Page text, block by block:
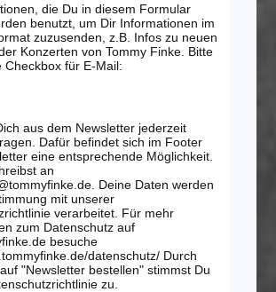
die Du in diesem Formular
benutzt, um Dir Informationen im
zuzusenden, z.B. Infos zu neuen
Konzerten von Tommy Finke. Bitte
Checkbox für E-Mail:
aus dem Newsletter jederzeit
Dafür befindet sich im Footer
eine entsprechende Möglichkeit.
an
Deine Daten werden
mit unserer
verarbeitet. Für mehr
zum Datenschutz auf
besuche
datenschutz/ Durch
"Newsletter bestellen" stimmst Du
zu.